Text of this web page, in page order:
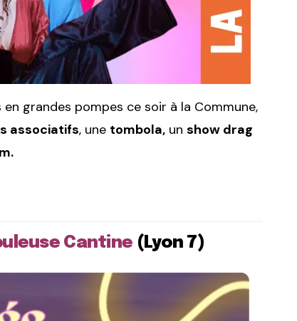
grandes pompes ce soir à la Commune,
associatifs, une tombola, un show drag
Cantine (Lyon 7)